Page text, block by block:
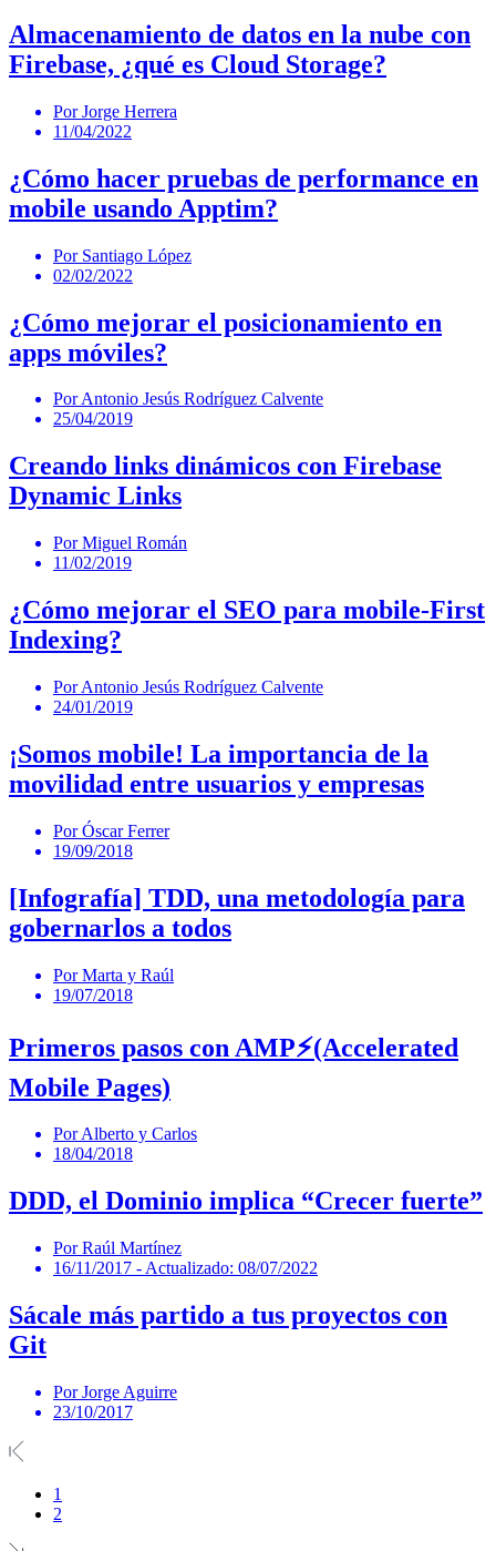
Almacenamiento de datos en la nube con
Firebase, ¿qué es Cloud Storage?
Por Jorge Herrera
11/04/2022
¿Cómo hacer pruebas de performance en
mobile usando Apptim?
Por Santiago López
02/02/2022
¿Cómo mejorar el posicionamiento en
apps móviles?
Por Antonio Jesús Rodríguez Calvente
25/04/2019
Creando links dinámicos con Firebase
Dynamic Links
Por Miguel Román
11/02/2019
¿Cómo mejorar el SEO para mobile-First
Indexing?
Por Antonio Jesús Rodríguez Calvente
24/01/2019
¡Somos mobile! La importancia de la
movilidad entre usuarios y empresas
Por Óscar Ferrer
19/09/2018
[Infografía] TDD, una metodología para
gobernarlos a todos
Por Marta y Raúl
19/07/2018
Primeros pasos con AMP⚡(Accelerated
Mobile Pages)
Por Alberto y Carlos
18/04/2018
DDD, el Dominio implica “Crecer fuerte”
Por Raúl Martínez
16/11/2017 - Actualizado: 08/07/2022
Sácale más partido a tus proyectos con
Git
Por Jorge Aguirre
23/10/2017
1
2